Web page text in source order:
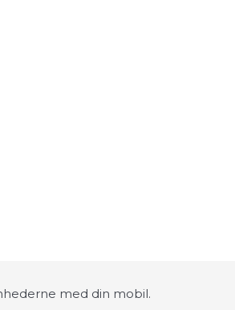
med din mobil.